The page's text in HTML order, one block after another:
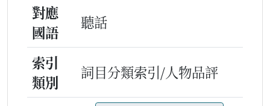
對應
國語
聽話
索引
類別
詞目分類索引/人物品評